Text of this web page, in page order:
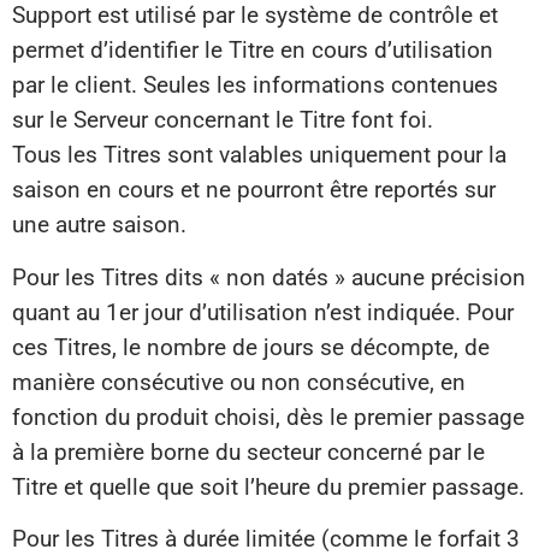
Support est utilisé par le système de contrôle et
permet d’identifier le Titre en cours d’utilisation
par le client. Seules les informations contenues
sur le Serveur concernant le Titre font foi.
Tous les Titres sont valables uniquement pour la
saison en cours et ne pourront être reportés sur
une autre saison.
Pour les Titres dits « non datés » aucune précision
quant au 1er jour d’utilisation n’est indiquée. Pour
ces Titres, le nombre de jours se décompte, de
manière consécutive ou non consécutive, en
fonction du produit choisi, dès le premier passage
à la première borne du secteur concerné par le
Titre et quelle que soit l’heure du premier passage.
Pour les Titres à durée limitée (comme le forfait 3